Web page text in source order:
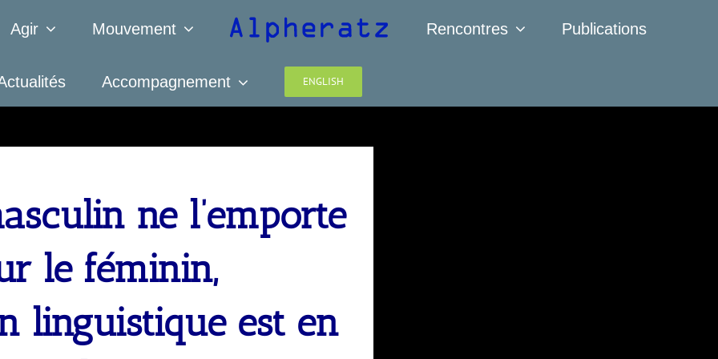
Agir Mouvement Rencontres Publications
Accompagnement ENGLISH
ne l’emporte
le féminin,
linguistique est en